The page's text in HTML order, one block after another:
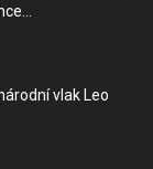
vlak Leo